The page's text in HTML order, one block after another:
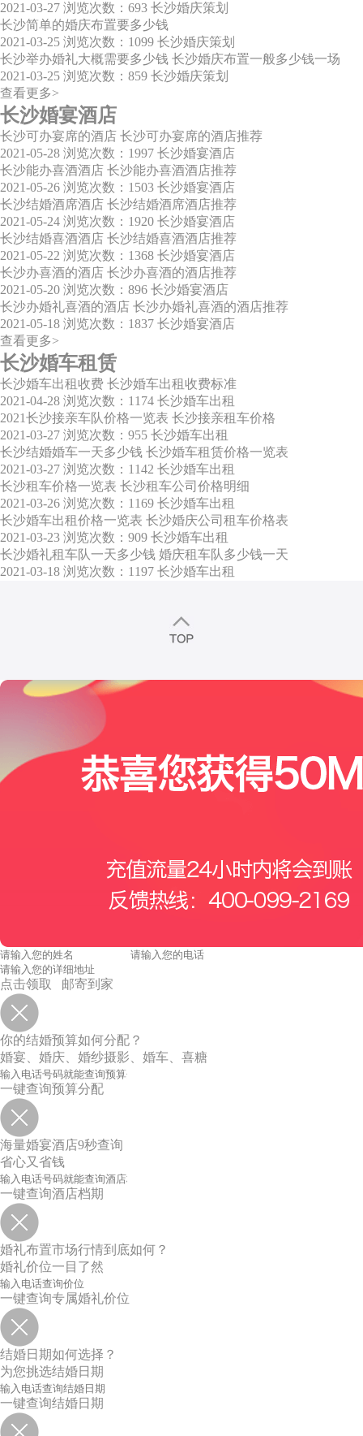
2021-03-27 浏览次数：693 长沙婚庆策划
长沙简单的婚庆布置要多少钱
2021-03-25 浏览次数：1099 长沙婚庆策划
长沙举办婚礼大概需要多少钱 长沙婚庆布置一般多少钱一场
2021-03-25 浏览次数：859 长沙婚庆策划
查看更多>
长沙婚宴酒店
长沙可办宴席的酒店 长沙可办宴席的酒店推荐
2021-05-28 浏览次数：1997 长沙婚宴酒店
长沙能办喜酒酒店 长沙能办喜酒酒店推荐
2021-05-26 浏览次数：1503 长沙婚宴酒店
长沙结婚酒席酒店 长沙结婚酒席酒店推荐
2021-05-24 浏览次数：1920 长沙婚宴酒店
长沙结婚喜酒酒店 长沙结婚喜酒酒店推荐
2021-05-22 浏览次数：1368 长沙婚宴酒店
长沙办喜酒的酒店 长沙办喜酒的酒店推荐
2021-05-20 浏览次数：896 长沙婚宴酒店
长沙办婚礼喜酒的酒店 长沙办婚礼喜酒的酒店推荐
2021-05-18 浏览次数：1837 长沙婚宴酒店
查看更多>
长沙婚车租赁
长沙婚车出租收费 长沙婚车出租收费标准
2021-04-28 浏览次数：1174 长沙婚车出租
2021长沙接亲车队价格一览表 长沙接亲租车价格
2021-03-27 浏览次数：955 长沙婚车出租
长沙结婚婚车一天多少钱 长沙婚车租赁价格一览表
2021-03-27 浏览次数：1142 长沙婚车出租
长沙租车价格一览表 长沙租车公司价格明细
2021-03-26 浏览次数：1169 长沙婚车出租
长沙婚车出租价格一览表 长沙婚庆公司租车价格表
2021-03-23 浏览次数：909 长沙婚车出租
长沙婚礼租车队一天多少钱 婚庆租车队多少钱一天
2021-03-18 浏览次数：1197 长沙婚车出租
点击领取 邮寄到家
你的结婚预算如何分配？
婚宴、婚庆、婚纱摄影、婚车、喜糖
一键查询预算分配
海量婚宴酒店9秒查询
省心又省钱
一键查询酒店档期
婚礼布置市场行情到底如何？
婚礼价位一目了然
一键查询专属婚礼价位
结婚日期如何选择？
为您挑选结婚日期
一键查询结婚日期